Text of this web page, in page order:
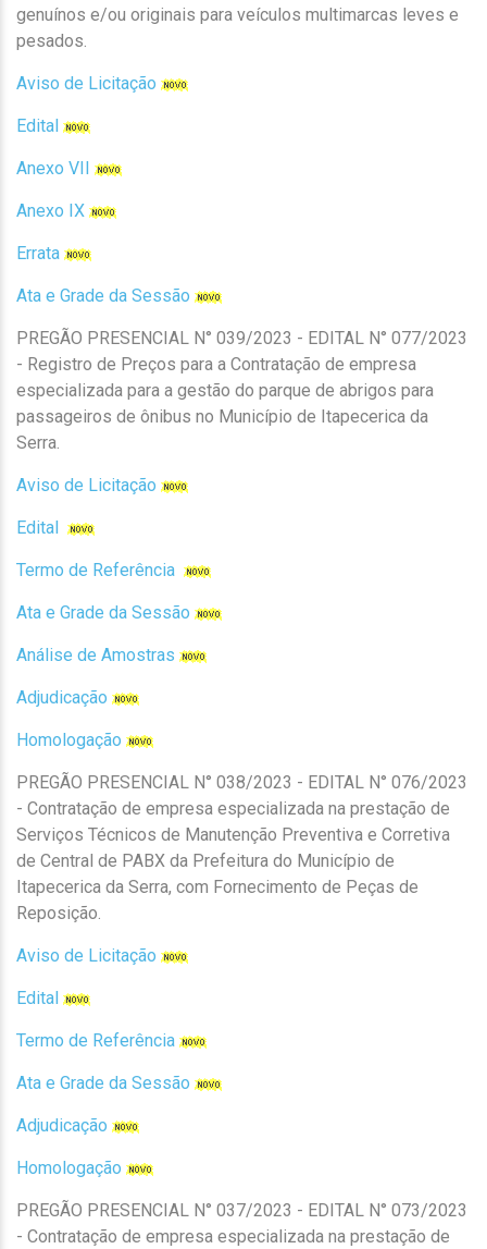
genuínos e/ou originais para veículos multimarcas leves e
pesados.
Aviso de Licitação
Edital
Anexo VII
Anexo IX
Errata
Ata e Grade da Sessão
PREGÃO PRESENCIAL N° 039/2023 - EDITAL N° 077/2023
- Registro de Preços para a Contratação de empresa
especializada para a gestão do parque de abrigos para
passageiros de ônibus no Município de Itapecerica da
Serra.
Aviso de Licitação
Edital
Termo de Referência
Ata e Grade da Sessão
Análise de Amostras
Adjudicação
Homologação
PREGÃO PRESENCIAL N° 038/2023 - EDITAL N° 076/2023
- Contratação de empresa especializada na prestação de
Serviços Técnicos de Manutenção Preventiva e Corretiva
de Central de PABX da Prefeitura do Município de
Itapecerica da Serra, com Fornecimento de Peças de
Reposição.
Aviso de Licitação
Edital
Termo de Referência
Ata e Grade da Sessão
Adjudicação
Homologação
PREGÃO PRESENCIAL N° 037/2023 - EDITAL N° 073/2023
- Contratação de empresa especializada na prestação de